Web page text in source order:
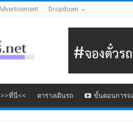
Dropdown
ที่นี่<< ตารางเดินรถ ขั้นตอนการจ